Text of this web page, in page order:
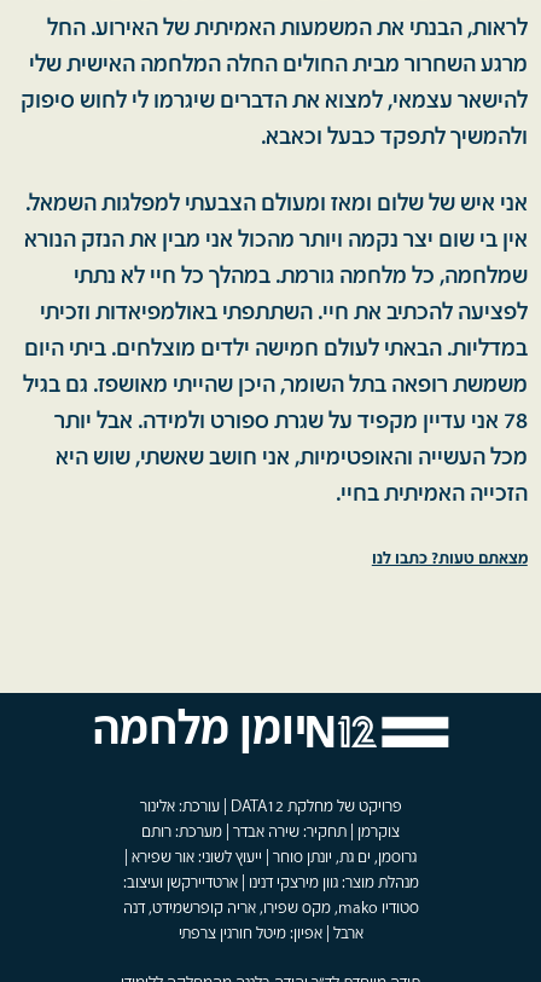
לראות, הבנתי את המשמעות האמיתית של האירוע. החל
מרגע השחרור מבית החולים החלה המלחמה האישית שלי
להישאר עצמאי, למצוא את הדברים שיגרמו לי לחוש סיפוק
ולהמשיך לתפקד כבעל וכאבא.
אני איש של שלום ומאז ומעולם הצבעתי למפלגות השמאל.
אין בי שום יצר נקמה ויותר מהכול אני מבין את הנזק הנורא
שמלחמה, כל מלחמה גורמת. במהלך כל חיי לא נתתי
לפציעה להכתיב את חיי. השתתפתי באולמפיאדות וזכיתי
במדליות. הבאתי לעולם חמישה ילדים מוצלחים. ביתי היום
משמשת רופאה בתל השומר, היכן שהייתי מאושפז. גם בגיל
78 אני עדיין מקפיד על שגרת ספורט ולמידה. אבל יותר
מכל העשייה והאופטימיות, אני חושב שאשתי, שוש היא
הזכייה האמיתית בחיי.
מצאתם טעות? כתבו לנו
יומן מלחמה
פרויקט של מחלקת DATA12 | עורכת: אלינור
צוקרמן | תחקיר: שירה אבדר | מערכת: רותם
גרוסמן, ים גת, יונתן סוחר | ייעוץ לשוני: אור שפירא |
מנהלת מוצר: גוון מירצקי דנינו | ארטדיירקשן ועיצוב:
סטודיו mako, מקס שפירו, אריה קופרשמידט, דנה
ארבל | אפיון: מיטל חורגין צרפתי